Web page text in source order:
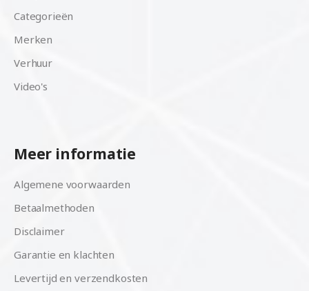
Categorieën
Merken
Verhuur
Video's
Meer informatie
Algemene voorwaarden
Betaalmethoden
Disclaimer
Garantie en klachten
Levertijd en verzendkosten